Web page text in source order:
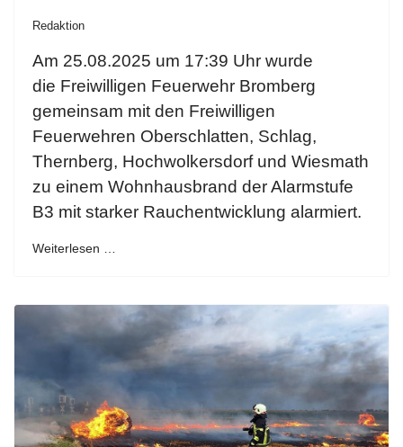
Redaktion
Am 25.08.2025 um 17:39 Uhr wurde
die Freiwilligen Feuerwehr Bromberg
gemeinsam mit den Freiwilligen
Feuerwehren Oberschlatten, Schlag,
Thernberg, Hochwolkersdorf und Wiesmath
zu einem Wohnhausbrand der Alarmstufe
B3 mit starker Rauchentwicklung alarmiert.
Weiterlesen …